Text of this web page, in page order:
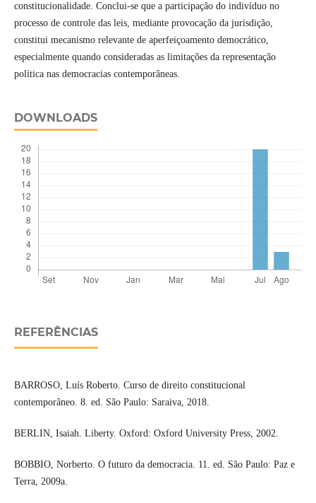
constitucionalidade. Conclui-se que a participação do indivíduo no
processo de controle das leis, mediante provocação da jurisdição,
constitui mecanismo relevante de aperfeiçoamento democrático,
especialmente quando consideradas as limitações da representação
política nas democracias contemporâneas.
DOWNLOADS
REFERÊNCIAS
BARROSO, Luís Roberto. Curso de direito constitucional
contemporâneo. 8. ed. São Paulo: Saraiva, 2018.
BERLIN, Isaiah. Liberty. Oxford: Oxford University Press, 2002.
BOBBIO, Norberto. O futuro da democracia. 11. ed. São Paulo: Paz e
Terra, 2009a.